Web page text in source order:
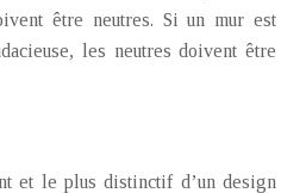
être neutres. Si un mur est
les neutres doivent être
et le plus distinctif d’un design